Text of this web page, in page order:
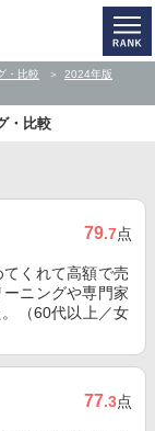
・比較
2024年版
・比較
79.7点
くれて高額で売
ニングや専門家
（60代以上／女
77.3点